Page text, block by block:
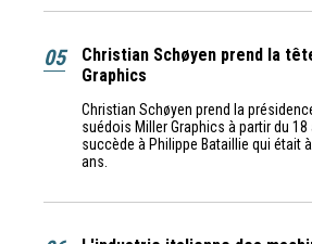
05
Christian Schøyen prend la
Graphics
Christian Schøyen prend la
suédois Miller Graphics à partir du 18
succède à Philippe Bataillie qui était
ans.